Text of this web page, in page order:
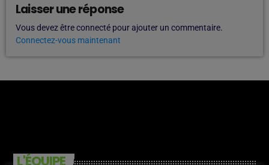
Laisser une réponse
Vous devez être connecté pour ajouter un commentaire.
Connectez-vous maintenant
L'ÉQUIPE